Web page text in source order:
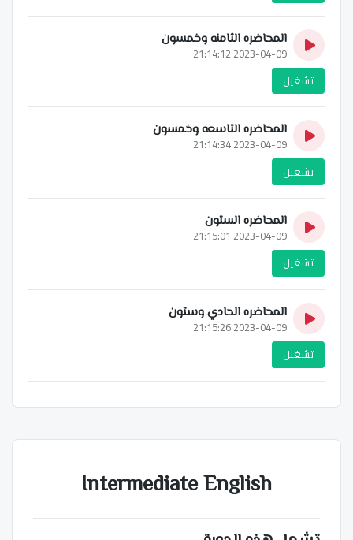
المحاضره الثامنه وخمسون
2023-04-09 21:14:12
تشغيل
المحاضره التاسعه وخمسون
2023-04-09 21:14:34
تشغيل
المحاضره الستون
2023-04-09 21:15:01
تشغيل
المحاضره الحادي وستون
2023-04-09 21:15:26
تشغيل
Intermediate English